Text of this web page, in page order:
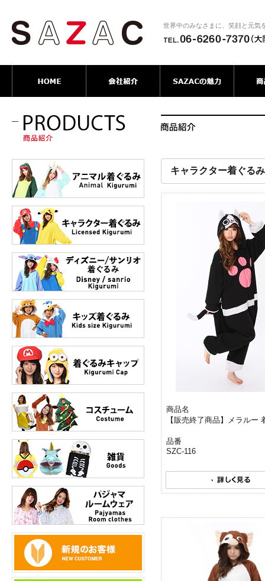
世界中のみなさまに、笑顔と元気
キャラクター着ぐるみ
商品名
【販売終了商品】メラルー
品番
SZC-116